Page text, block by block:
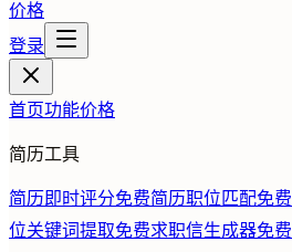
价格
登录
首页功能价格
简历工具
简历即时评分免费简历职位匹配免费
位关键词提取免费求职信生成器免费